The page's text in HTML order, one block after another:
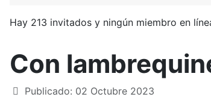
Hay 213 invitados y ningún miembro en
Con
Publicado: 02 Octubre 2023